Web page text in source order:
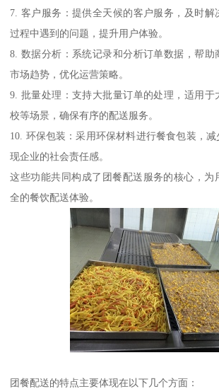
7. 客户服务：提供全天候的客户服务，及时解
过程中遇到的问题，提升用户体验。
8. 数据分析：系统记录和分析订单数据，帮助
市场趋势，优化运营策略。
9. 批量处理：支持大批量订单的处理，适用于
校等场景，确保有序的配送服务。
10. 环保包装：采用环保材料进行餐食包装，
现企业的社会责任感。
这些功能共同构成了团餐配送服务的核心，为
全的餐饮配送体验。
团餐配送的特点主要体现在以下几个方面：